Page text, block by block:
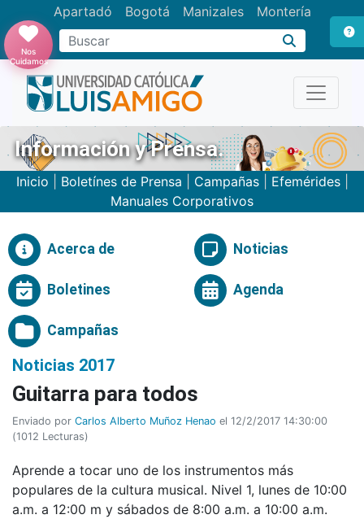
Apartadó Bogotá Manizales Montería
Buscar
Nos
Cuidamos
Información y Prensa.
Inicio Boletínes de Prensa Campañas| Efemérides|
Manuales Corporativos
Acerca de Noticias
Boletines Agenda
Campañas
Noticias 2017
Guitarra para todos
Enviado por Carlos Alberto Muñoz Henao el 12/2/2017 14:30:00
(1012 Lecturas)
Aprende a tocar uno de los instrumentos más
populares de la cultura musical. Nivel 1, lunes de 10:00
a.m. a 12:00 m y sábados de 8:00 a.m. a 10:00 a.m.